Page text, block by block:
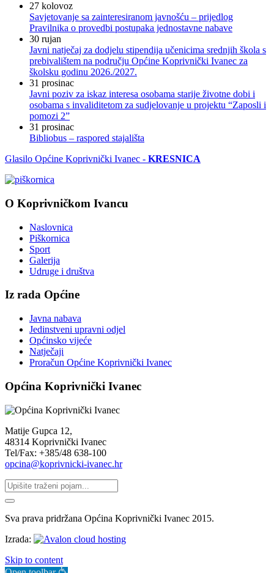
27 kolovoz
Savjetovanje sa zainteresiranom javnošću – prijedlog
Pravilnika o provedbi postupaka jednostavne nabave
30 rujan
Javni natječaj za dodjelu stipendija učenicima srednjih škola s
prebivalištem na području Općine Koprivnički Ivanec za
školsku godinu 2026./2027.
31 prosinac
Javni poziv za iskaz interesa osobama starije životne dobi i
osobama s invaliditetom za sudjelovanje u projektu “Zaposli i
pomozi 2”
31 prosinac
Bibliobus – raspored stajališta
Glasilo Općine Koprivnički Ivanec - KRESNICA
O Koprivničkom Ivancu
Naslovnica
Piškornica
Sport
Galerija
Udruge i društva
Iz rada Općine
Javna nabava
Jedinstveni upravni odjel
Općinsko vijeće
Natječaji
Proračun Općine Koprivnički Ivanec
Općina Koprivnički Ivanec
Matije Gupca 12,
48314 Koprivnički Ivanec
Tel/Fax: +385/48 638-100
opcina@koprivnicki-ivanec.hr
Sva prava pridržana Općina Koprivnički Ivanec 2015.
Izrada:
Skip to content